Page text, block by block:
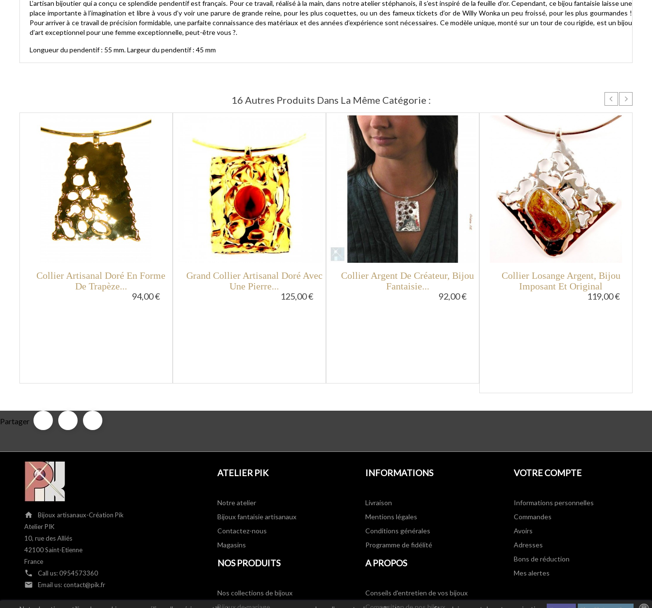
L’artisan bijoutier qui a conçu ce splendide pendentif est français. Pour ce travail, réalisé à la main, dans notre atelier stéphanois, il s’est inspiré de la feuille d’or. Cependant, ce bijou fantaisie laisse une
place importante à l’imagination et libre à vous d’y voir une parure de grande reine, pour les plus coquettes, ou un des fameux tickets d’or de Willy Wonka un peu froissé, pour les plus gourmandes !
Pour arriver à ce travail de précision formidable, une parfaite connaissance des matériaux et des années d’expérience sont nécessaires. Ce modèle unique, monté sur un tour de cou rigide, est un bijou
d’art exceptionnel pour une femme exceptionnelle, peut-être vous ?.
Longueur du pendentif : 55 mm. Largeur du pendentif : 45 mm
16 Autres Produits Dans La Même Catégorie :
Collier Artisanal Doré En Forme
De Trapèze...
94,00 €
Grand Collier Artisanal Doré Avec
Une Pierre...
125,00 €
Collier Argent De Créateur, Bijou
Fantaisie...
92,00 €
Collier Losange Argent, Bijou
Imposant Et Original
119,00 €
Partager
home
Bijoux artisanaux-Création Pik
Atelier PIK
10, rue des Alliés
42100 Saint-Etienne
France
phone Call us:0954573360
email Email us: contact@pik.fr
ATELIER PIK
Notre atelier
Bijoux fantaisie artisanaux
Contactez-nous
Magasins
INFORMATIONS
Livraison
Mentions légales
Conditions générales
Programme de fidélité
NOS PRODUITS
Nos collections de bijoux
A PROPOS
Conseils d'entretien de vos bijoux
VOTRE COMPTE
Informations personnelles
Commandes
Avoirs
Adresses
Bons de réduction
Mes alertes